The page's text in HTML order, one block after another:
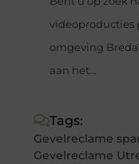
videoproducties
omgeving
aan het...
Tags:
Gevelreclame
Gevelreclame